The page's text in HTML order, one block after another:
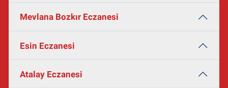
Mevlana Bozkır Eczanesi
Esin Eczanesi
Atalay Eczanesi